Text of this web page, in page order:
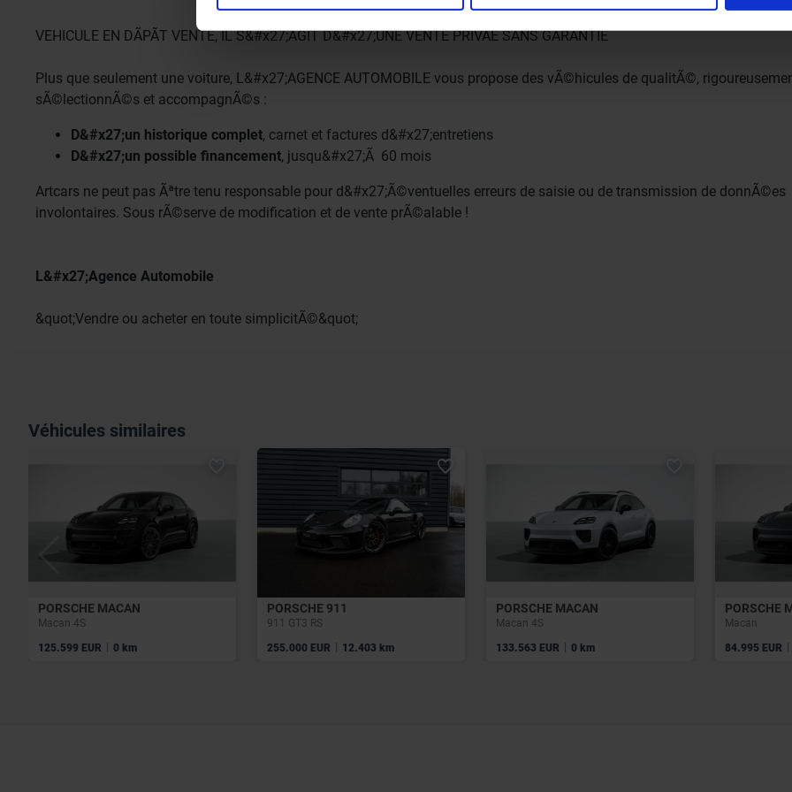
Les cookies nous permettent de personnaliser le contenu et les annonces, d’offrir des
avec nos partenaires de médias sociaux, de publicité et d’analyse, qui peuvent combiner
informations que vous leur avez fournies ou qu’ils ont collectées lors de votre utilisation
VEHICULE EN DÃPÃT VENTE, IL S&#x27;AGIT D&#x27;UNE VENTE PRIVÃE SANS GARANTIE
Plus que seulement une voiture, L&#x27;AGENCE AUTOMOBILE vous propose des vÃ©hicules de qualitÃ©,
sÃ©lectionnÃ©s et accompagnÃ©s :
D&#x27;un historique complet, carnet et factures d&#x27;entretiens
D&#x27;un possible financement, jusqu&#x27;Ã 60 mois
Artcars ne peut pas Ãªtre tenu responsable pour d&#x27;Ã©ventuelles erreurs de saisie ou de transmission de donnÃ©es
involontaires. Sous rÃ©serve de modification et de vente prÃ©alable !
L&#x27;Agence Automobile
&quot;Vendre ou acheter en toute simplicitÃ©&quot;
Véhicules similaires
PORSCHE MACAN
Macan 4S
125.599 EUR | 0 km
PORSCHE 911
911 GT3 RS
255.000 EUR | 12.403 km
PORSCHE MACAN
Macan 4S
133.563 EUR | 0 km
PORSCHE
Macan
84.995 EUR |